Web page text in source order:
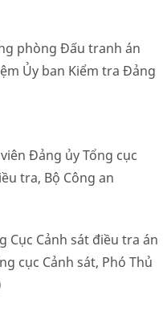
phòng Đấu tranh án
Ủy ban Kiểm tra Đảng
Đảng ủy Tổng cục
tra, Bộ Công an
Cục Cảnh sát điều tra án
cục Cảnh sát, Phó Thủ